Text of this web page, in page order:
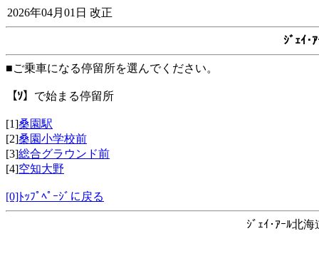
2026年04月01日 改正
ｼﾞｪｲ･
■ご乗車になる停留所を選んでください。
【ｿ】 で始まる停留所
[1]桑園駅
[2]桑園小学校前
[3]総合グラウンド前
[4]空知大野
[0]ﾄｯﾌﾟﾍﾟｰｼﾞに戻る
ｼﾞｪｲ･ｱｰﾙ北